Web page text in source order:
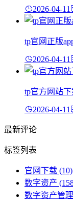
2026-04-11
tp官网正版
2026-04-11
tp官方网站
2026-04-11
最新评论
标签列表
官网下载 (10)
数字资产
数字资产管理